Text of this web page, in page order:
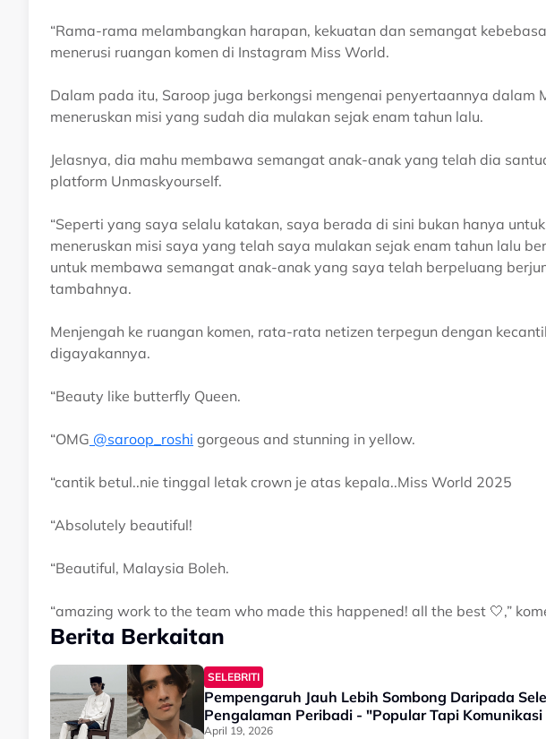
“Rama-rama melambangkan harapan, kekuatan dan semangat
menerusi ruangan komen di Instagram Miss World.
Dalam pada itu, Saroop juga berkongsi mengenai penyertaannya dalam
meneruskan misi yang sudah dia mulakan sejak enam tahun lalu.
Jelasnya, dia mahu membawa semangat anak-anak yang telah dia
platform Unmaskyourself.
“Seperti yang saya selalu katakan, saya berada di sini bukan hanya
meneruskan misi saya yang telah saya mulakan sejak enam tahun lalu
untuk membawa semangat anak-anak yang saya telah berpeluang
tambahnya.
Menjengah ke ruangan komen, rata-rata netizen terpegun dengan
digayakannya.
“Beauty like butterfly Queen.
“OMG @saroop_roshi gorgeous and stunning in yellow.
“cantik betul..nie tinggal letak crown je atas kepala..Miss World 2025
“Absolutely beautiful!
“Beautiful, Malaysia Boleh.
“amazing work to the team who made this happened! all the best 🤍,”
Berita Berkaitan
SELEBRITI
Pempengaruh Jauh Lebih Sombong Daripada
Pengalaman Peribadi - "Popular Tapi Komunikasi
April 19, 2026